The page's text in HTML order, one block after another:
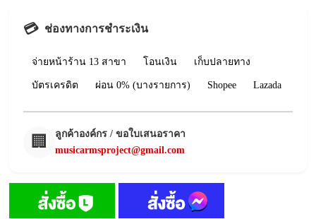
💳 ช่องทางการชำระเงิน
จ่ายหน้าร้าน 13 สาขา โอนเงิน เก็บปลายทาง
บัตรเครดิต ผ่อน 0% (บางรายการ) Shopee Lazada
🏢
ลูกค้าองค์กร / ขอใบเสนอราคา
musicarmsproject@gmail.com